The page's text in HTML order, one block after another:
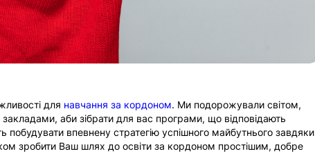
для навчання за кордоном. Ми подорожували світом,
аби зібрати для вас програми, що відповідають
впевнену стратегію успішного майбутнього завдяки
зробити Ваш шлях до освіти за кордоном простішим, добре